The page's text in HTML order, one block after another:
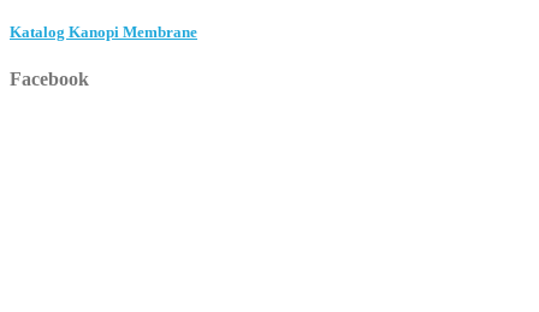
Katalog Kanopi Membrane
Facebook